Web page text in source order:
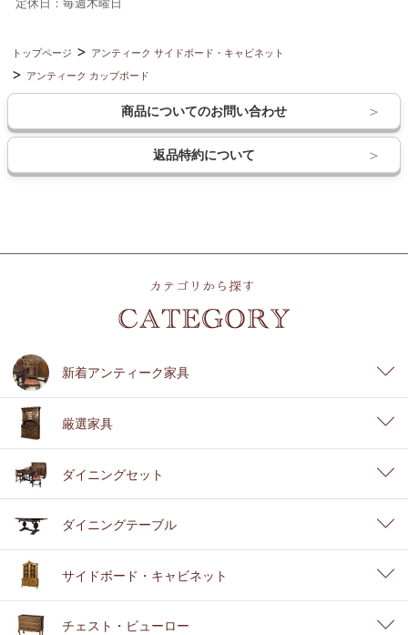
トップページ
アンティーク サイドボード・キャビネット
アンティーク カップボード
商品についてのお問い合わせ
返品特約について
新着アンティーク家具
厳選家具
ダイニングセット
ダイニングテーブル
サイドボード・キャビネット
チェスト・ビューロー